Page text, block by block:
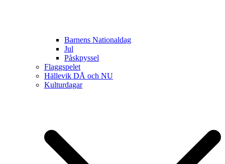
Barnens Nationaldag
Jul
Påskpyssel
Flaggspelet
Hällevik DÅ och NU
Kulturdagar